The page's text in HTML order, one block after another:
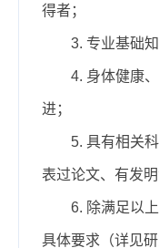
得者；
3. 专业基础
4. 身体健康
进；
5. 具有相关
表过论文、有发
6. 除满足以
具体要求（详见